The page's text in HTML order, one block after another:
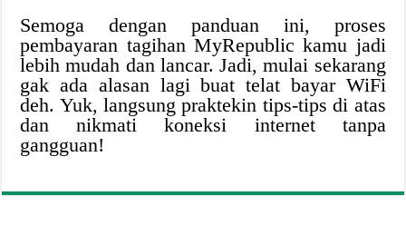
Semoga dengan panduan ini, proses
pembayaran tagihan MyRepublic kamu jadi
lebih mudah dan lancar. Jadi, mulai sekarang
gak ada alasan lagi buat telat bayar WiFi
deh. Yuk, langsung praktekin tips-tips di atas
dan nikmati koneksi internet tanpa
gangguan!